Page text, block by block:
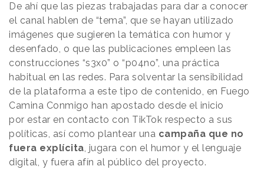
De ahí que las piezas trabajadas para dar a conocer
el canal hablen de “tema”, que se hayan utilizado
imágenes que sugieren la temática con humor y
desenfado, o que las publicaciones empleen las
construcciones “s3x0” o “p04no”, una práctica
habitual en las redes. Para solventar la sensibilidad
de la plataforma a este tipo de contenido, en Fuego
Camina Conmigo han apostado desde el inicio
por estar en contacto con TikTok respecto a sus
políticas, así como plantear una campaña que no
fuera explícita, jugara con el humor y el lenguaje
digital, y fuera afín al público del proyecto.